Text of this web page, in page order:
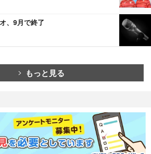
、9月で終了
もっと見る